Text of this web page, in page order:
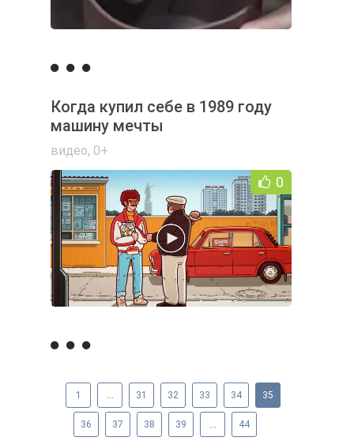
Когда купил себе в 1989 году
машину мечты
видео, 0+
0
1 ... 31 32 33 34 35
36 37 38 39 ... 44